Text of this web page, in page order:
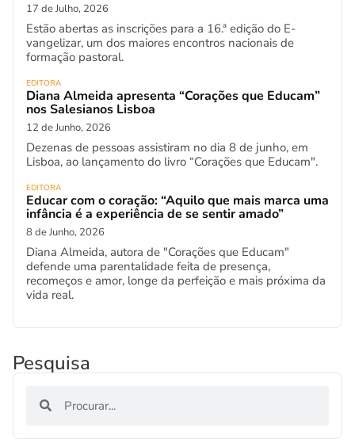
17 de Julho, 2026
Estão abertas as inscrições para a 16.ª edição do E-
vangelizar, um dos maiores encontros nacionais de
formação pastoral.
EDITORA
Diana Almeida apresenta “Corações que Educam”
nos Salesianos Lisboa
12 de Junho, 2026
Dezenas de pessoas assistiram no dia 8 de junho, em
Lisboa, ao lançamento do livro “Corações que Educam".
EDITORA
Educar com o coração: “Aquilo que mais marca uma
infância é a experiência de se sentir amado”
8 de Junho, 2026
Diana Almeida, autora de "Corações que Educam"
defende uma parentalidade feita de presença,
recomeços e amor, longe da perfeição e mais próxima da
vida real.
Pesquisa